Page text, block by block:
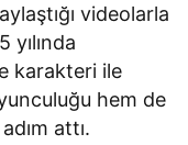
videolarla
yılında
karakteri ile
hem de
attı.